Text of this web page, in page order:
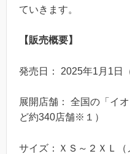
ていきます。
【販売概要】
発売日： 2025年1月1日
展開店舗： 全国の「イ
ど約340店舗※１）
サイズ：ＸＳ～２ＸＬ